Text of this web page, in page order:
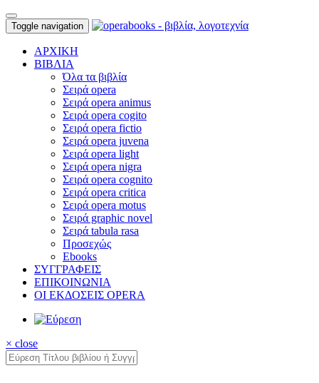
Toggle navigation
ΑΡΧΙΚΗ
ΒΙΒΛΙΑ
Όλα τα βιβλία
Σειρά opera
Σειρά opera animus
Σειρά opera cogito
Σειρά opera fictio
Σειρά opera juvena
Σειρά opera light
Σειρά opera nigra
Σειρά opera cognito
Σειρά opera critica
Σειρά opera motus
Σειρά graphic novel
Σειρά tabula rasa
Προσεχώς
Ebooks
ΣΥΓΓΡΑΦΕΙΣ
ΕΠΙΚΟΙΝΩΝΙΑ
ΟΙ ΕΚΔΟΣΕΙΣ OPERA
× close